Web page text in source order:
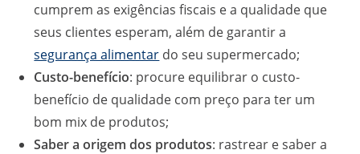
cumprem as exigências fiscais e a qualidade que
seus clientes esperam, além de garantir a
segurança alimentar do seu supermercado;
Custo-benefício: procure equilibrar o custo-
benefício de qualidade com preço para ter um
bom mix de produtos;
Saber a origem dos produtos: rastrear e saber a